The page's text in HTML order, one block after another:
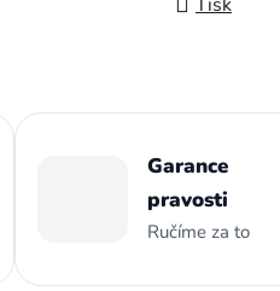
Garance
pravosti
Ručíme za to